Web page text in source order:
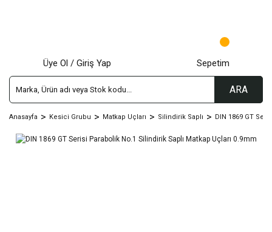
ARA
Üye Ol / Giriş Yap Sepetim
Anasayfa Kesici Grubu Matkap Uçları Silindirik Saplı DIN 1869 GT